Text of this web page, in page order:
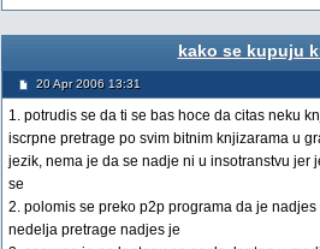
kako se kupuju
20 Apr 2006 13:31
1. potrudis se da ti se bas hoce da citas neku
iscrpne pretrage po svim bitnim knjizarama u
jezik, nema je da se nadje ni u insotranstvu jer
se
2. polomis se preko p2p programa da je
nedelja pretrage nadjes je